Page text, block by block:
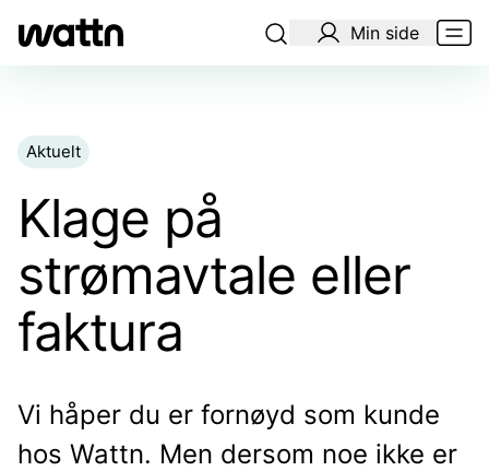
Min side
Aktuelt
Klage på
strømavtale eller
faktura
Vi håper du er fornøyd som kunde
hos Wattn. Men dersom noe ikke er